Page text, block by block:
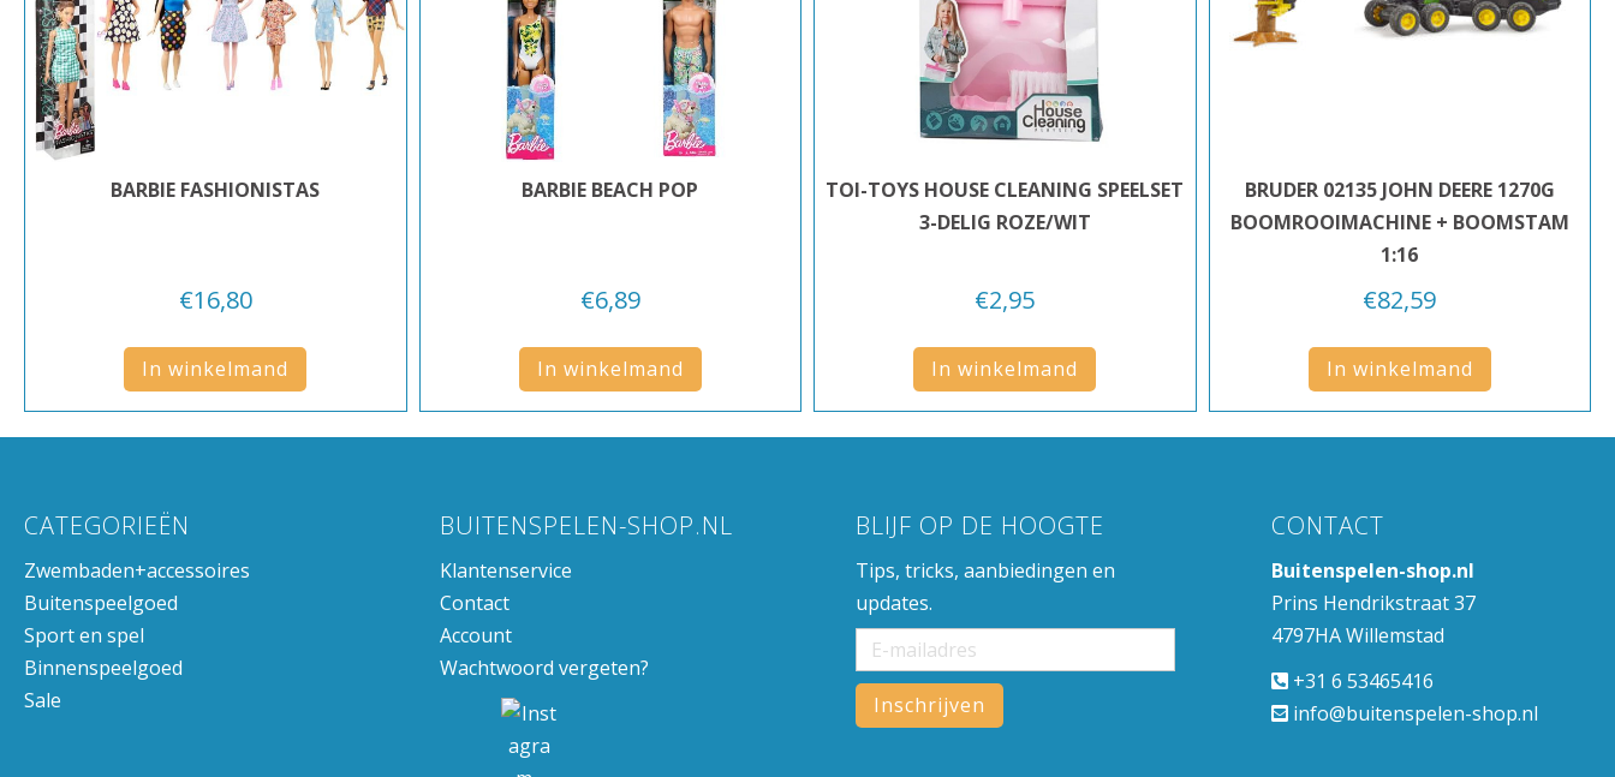
BARBIE FASHIONISTAS
€16,80
In winkelmand
BARBIE BEACH POP
€6,89
In winkelmand
TOI-TOYS HOUSE CLEANING SPEELSET
3-DELIG ROZE/WIT
€2,95
In winkelmand
BRUDER 02135 JOHN DEERE 1270G
BOOMROOIMACHINE + BOOMSTAM
1:16
€82,59
In winkelmand
CATEGORIEËN
Zwembaden+accessoires
Buitenspeelgoed
Sport en spel
Binnenspeelgoed
Sale
BUITENSPELEN-SHOP.NL
Klantenservice
Contact
Account
Wachtwoord vergeten?
BLIJF OP DE HOOGTE
Tips, tricks, aanbiedingen en
updates.
CONTACT
Buitenspelen-shop.nl
Prins Hendrikstraat 37
4797HA Willemstad
+31 6 53465416
info@buitenspelen-shop.nl